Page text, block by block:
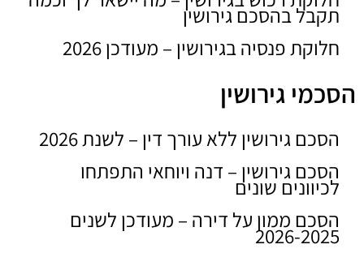
תקבל בהסכם גירושין
חלוקת פנסיה בגירושין – מעודכן 2026
הסכמי גירושין
הסכם גירושין ללא עורך דין – לשנת 2026
הסכם גירושין – דנה ויוחאי התפתחו
לכיוונים שונים
הסכם ממון על דירה – מעודכן לשנים
2026-2025